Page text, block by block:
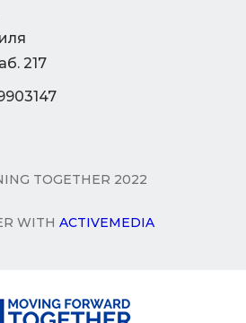
217
TOGETHER 2022
WITH ACTIVEMEDIA